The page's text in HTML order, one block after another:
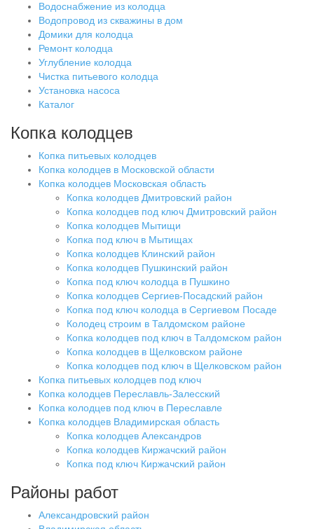
Водоснабжение из колодца
Водопровод из скважины в дом
Домики для колодца
Ремонт колодца
Углубление колодца
Чистка питьевого колодца
Установка насоса
Каталог
Копка колодцев
Копка питьевых колодцев
Копка колодцев в Московской области
Копка колодцев Московская область
Копка колодцев Дмитровский район
Копка колодцев под ключ Дмитровский район
Копка колодцев Мытищи
Копка под ключ в Мытищах
Копка колодцев Клинский район
Копка колодцев Пушкинский район
Копка под ключ колодца в Пушкино
Копка колодцев Сергиев-Посадский район
Копка под ключ колодца в Сергиевом Посаде
Колодец строим в Талдомском районе
Копка колодцев под ключ в Талдомском район
Копка колодцев в Щелковском районе
Копка колодцев под ключ в Щелковском район
Копка питьевых колодцев под ключ
Копка колодцев Переславль-Залесский
Копка колодцев под ключ в Переславле
Копка колодцев Владимирская область
Копка колодцев Александров
Копка колодцев Киржачский район
Копка под ключ Киржачский район
Районы работ
Александровский район